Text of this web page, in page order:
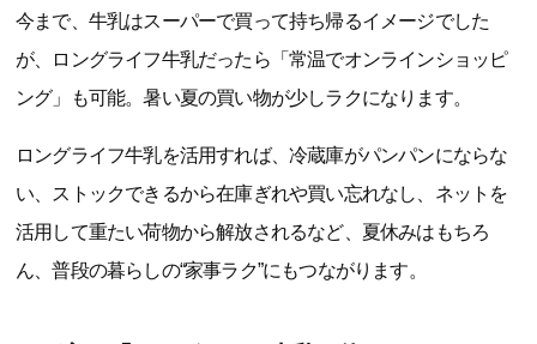
今まで、牛乳はスーパーで買って持ち帰るイメージでした
が、ロングライフ牛乳だったら「常温でオンラインショッピ
ング」も可能。暑い夏の買い物が少しラクになります。
ロングライフ牛乳を活用すれば、冷蔵庫がパンパンにならな
い、ストックできるから在庫ぎれや買い忘れなし、ネットを
活用して重たい荷物から解放されるなど、夏休みはもちろ
ん、普段の暮らしの“家事ラク”にもつながります。